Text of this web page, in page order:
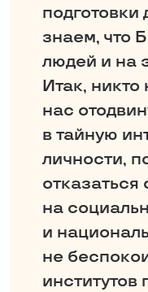
знаем, что
людей и на
Итак, никто
нас
в тайную
личности,
отказаться
на
и
не
институтов